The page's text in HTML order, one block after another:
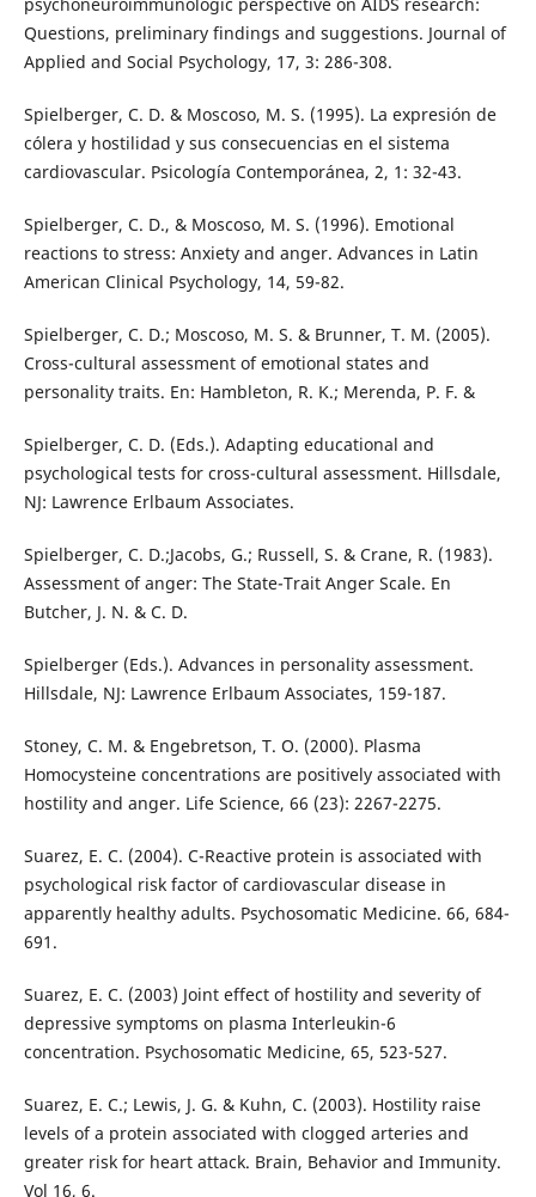
Questions, preliminary findings and suggestions. Journal of
Applied and Social Psychology, 17, 3: 286-308.
Spielberger, C. D. & Moscoso, M. S. (1995). La expresión de
cólera y hostilidad y sus consecuencias en el sistema
cardiovascular. Psicología Contemporánea, 2, 1: 32-43.
Spielberger, C. D., & Moscoso, M. S. (1996). Emotional
reactions to stress: Anxiety and anger. Advances in Latin
American Clinical Psychology, 14, 59-82.
Spielberger, C. D.; Moscoso, M. S. & Brunner, T. M. (2005).
Cross-cultural assessment of emotional states and
personality traits. En: Hambleton, R. K.; Merenda, P. F. &
Spielberger, C. D. (Eds.). Adapting educational and
psychological tests for cross-cultural assessment. Hillsdale,
NJ: Lawrence Erlbaum Associates.
Spielberger, C. D.;Jacobs, G.; Russell, S. & Crane, R. (1983).
Assessment of anger: The State-Trait Anger Scale. En
Butcher, J. N. & C. D.
Spielberger (Eds.). Advances in personality assessment.
Hillsdale, NJ: Lawrence Erlbaum Associates, 159-187.
Stoney, C. M. & Engebretson, T. O. (2000). Plasma
Homocysteine concentrations are positively associated with
hostility and anger. Life Science, 66 (23): 2267-2275.
Suarez, E. C. (2004). C-Reactive protein is associated with
psychological risk factor of cardiovascular disease in
apparently healthy adults. Psychosomatic Medicine. 66, 684-
691.
Suarez, E. C. (2003) Joint effect of hostility and severity of
depressive symptoms on plasma Interleukin-6
concentration. Psychosomatic Medicine, 65, 523-527.
Suarez, E. C.; Lewis, J. G. & Kuhn, C. (2003). Hostility raise
levels of a protein associated with clogged arteries and
greater risk for heart attack. Brain, Behavior and Immunity.
Vol 16, 6.